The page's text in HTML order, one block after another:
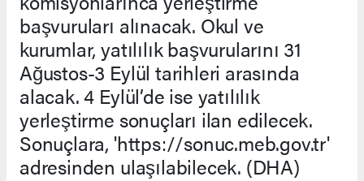
başvuruları alınacak. Okul ve
kurumlar, yatılılık başvurularını 31
Ağustos-3 Eylül tarihleri arasında
alacak. 4 Eylül’de ise yatılılık
yerleştirme sonuçları ilan edilecek.
Sonuçlara, 'https://sonuc.meb.gov.tr'
adresinden ulaşılabilecek. (DHA)